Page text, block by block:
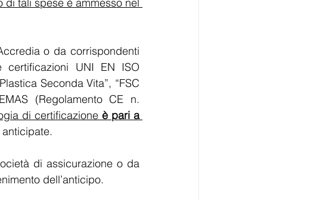
o da corrispondenti
UNI EN ISO
Seconda Vita”, “FSC
(Regolamento CE n.
di certificazione è pari a
di assicurazione o da
dell’anticipo.